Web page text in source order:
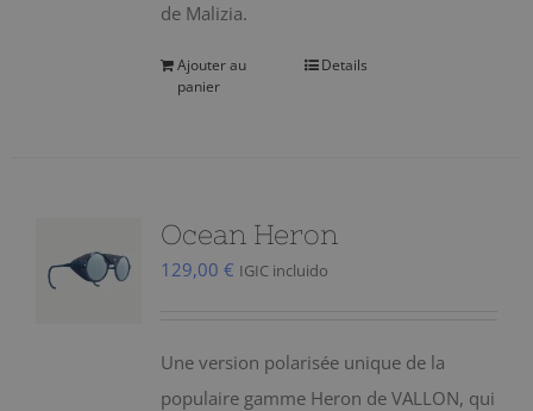
de Malizia.
Ajouter au
panier
Details
Ocean Heron
129,00 € IGIC incluido
Une version polarisée unique de la
populaire gamme Heron de VALLON, qui